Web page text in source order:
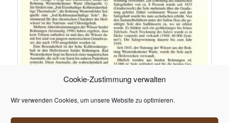
Cookie-Zustimmung verwalten
Wir verwenden Cookies, um unsere Website zu optimieren.